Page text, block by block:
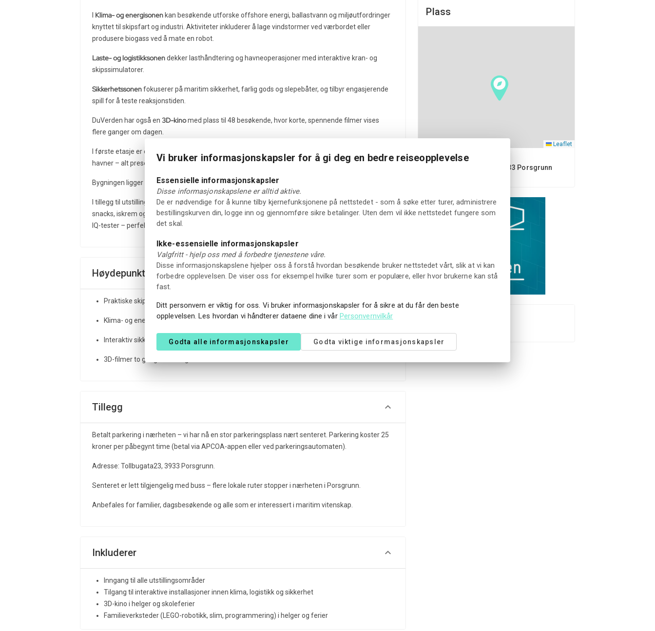
Klima- og energisonen kan besøkende utforske offshore energi, ballastvann og miljøutfordringer
knyttet til skipsfart og industri. Aktiviteter inkluderer å lage vindstormer ved værbordet eller
produsere biogass ved å mate en robot.
Laste- og logistikksonendekker lasthåndtering og havneoperasjoner med interaktive kran- og
skipssimulatorer.
Sikkerhetssonenfokuserer på maritim sikkerhet, farlig gods og slepebåter, og tilbyr engasjerende
spill for å teste reaksjonstiden.
DuVerden har også en 3D-kinomed plass til 48 besøkende, hvor korte, spennende filmer vises
flere ganger om dagen.
I første etasje er det en maritim historisk utstilling med historier om skip, sjømenn, rederier og
havner – alt presentert på en tilgjengelig og engasjerende måte.
Bygningen ligger i det vakreSjøfartens husved elven i Porsgrunn, og eies av
I tillegg til utstillingene har DuVerden en kafé med utsikt over elven, hvor du kan nyte lette måltider,
snacks, iskrem og drikke. Ved siden av kafeen tilbyr butikken vår et utvalg av spill, bøker, leker og
IQ-tester – perfekt som gave eller en liten suvenir
Høydepunkter
Praktiske skips- og kransimulatorer for realistisk havnedrift
Klima- og energiutstillinger som knytter vitenskap til skipsfart og industri
Interaktiv sikkerhetssone som dekker virkelige maritime utfordringer
3D-filmer to ganger om dagen
Tillegg
Betalt parkering i nærheten – vi har nå en stor parkeringsplass nært senteret. Parkering koster 25
kroner per påbegynt time (betal via APCOA-appen eller ved parkeringsautomaten).
Adresse: Tollbugata23, 3933 Porsgrunn.
Senteret er lett tilgjengelig med buss – flere lokale ruter stopper i nærheten i Porsgrunn.
Anbefales for familier, dagsbesøkende og alle som er interessert i maritim vitenskap.
Inkluderer
Inngang til alle utstillingsområder
Tilgang til interaktive installasjoner innen klima, logistikk og sikkerhet
3D-kino i helger og skoleferier
Familieverksteder (LEGO-robotikk, slim, programmering) i helger og ferier
Plass
Leaflet
Tollbugata 23, 3933 Porsgrunn
Vi bruker informasjonskapsler for å gi deg en bedre reiseopplevelse
Essensielle informasjonskapsler
Disse informasjonskapslene er alltid aktive.
De er nødvendige for å kunne tilby kjernefunksjonene på nettstedet - som å søke etter turer, administrere
bestillingskurven din, logge inn og gjennomføre sikre betalinger. Uten dem vil ikke nettstedet fungere som
det skal.
Ikke-essensielle informasjonskapsler
Valgfritt - hjelp oss med å forbedre tjenestene våre.
Disse informasjonskapslene hjelper oss å forstå hvordan besøkende bruker nettstedet vårt, slik at vi kan
forbedre opplevelsen. De viser oss for eksempel hvilke turer som er populære, eller hvor brukerne kan stå
fast.
Ditt personvern er viktig for oss. Vi bruker informasjonskapsler for å sikre at du får den beste
opplevelsen. Les hvordan vi håndterer dataene dine i vår Personvernvilkår
Godta alle informasjonskapsler Godta viktige informasjonskapsler